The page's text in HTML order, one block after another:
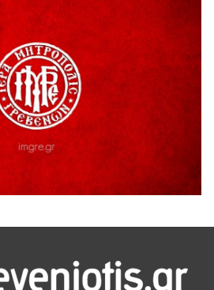
(και) δύναμη
ΣΤΟΝ ΠΡΩΤΕΑ
Συλλόγου Ταξιάρχη προς κ.
του Α΄ κλάδου ύδρευσης
του «Πολιτιστικού
βραβευμένη ταινία «Μικρές